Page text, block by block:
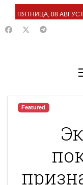
ПЯТНИЦА, 08 АВГУСТ
Featured